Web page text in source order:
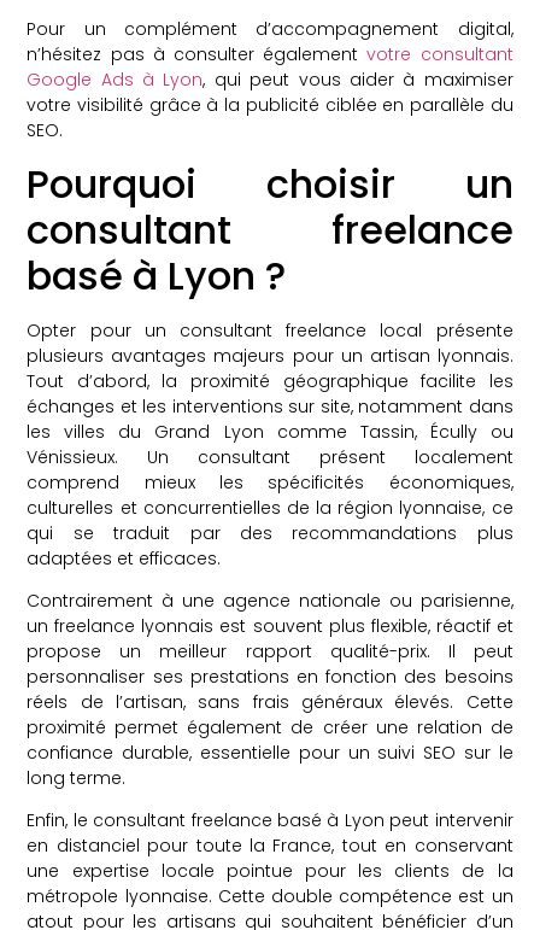
Pour un complément d’accompagnement digital,
n’hésitez pas à consulter égalementvotre consultant
Google Ads à Lyon, qui peut vous aider à maximiser
votre visibilité grâce à la publicité ciblée en parallèle du
SEO.
Pourquoi choisir un
consultant freelance
basé à Lyon ?
Opter pour un consultant freelance local présente
plusieurs avantages majeurs pour un artisan lyonnais.
Tout d’abord, la proximité géographique facilite les
échanges et les interventions sur site, notamment dans
les villes du Grand Lyon comme Tassin, Écully ou
Vénissieux. Un consultant présent localement
comprend mieux les spécificités économiques,
culturelles et concurrentielles de la région lyonnaise, ce
qui se traduit par des recommandations plus
adaptées et efficaces.
Contrairement à une agence nationale ou parisienne,
un freelance lyonnais est souvent plus flexible, réactif et
propose un meilleur rapport qualité-prix. Il peut
personnaliser ses prestations en fonction des besoins
réels de l’artisan, sans frais généraux élevés. Cette
proximité permet également de créer une relation de
confiance durable, essentielle pour un suivi SEO sur le
long terme.
Enfin, le consultant freelance basé à Lyon peut intervenir
en distanciel pour toute la France, tout en conservant
une expertise locale pointue pour les clients de la
métropole lyonnaise. Cette double compétence est un
atout pour les artisans qui souhaitent bénéficier d’un